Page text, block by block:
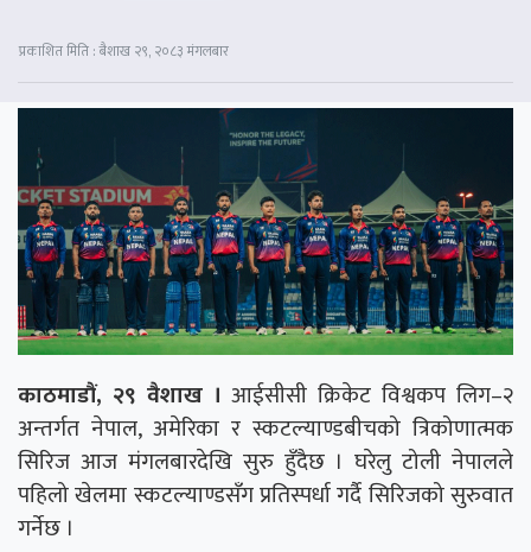
प्रकाशित मिति : बैशाख २९, २०८३ मंगलबार
काठमाडौं, २९ वैशाख । आईसीसी क्रिकेट विश्वकप लिग–२
अन्तर्गत नेपाल, अमेरिका र स्कटल्याण्डबीचको त्रिकोणात्मक
सिरिज आज मंगलबारदेखि सुरु हुँदैछ । घरेलु टोली नेपालले
पहिलो खेलमा स्कटल्याण्डसँग प्रतिस्पर्धा गर्दै सिरिजको सुरुवात
गर्नेछ ।